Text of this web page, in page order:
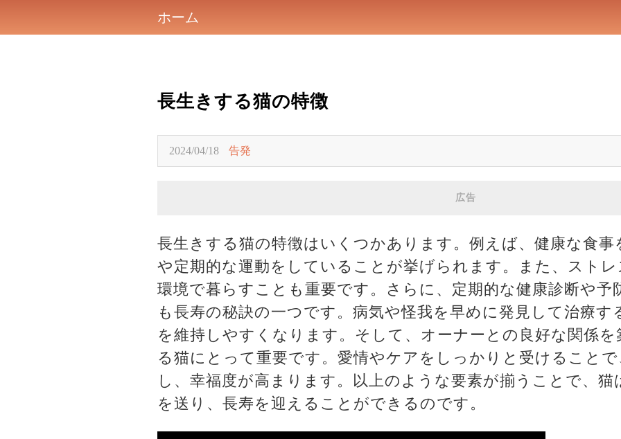
ホーム
長生きする猫の特徴
2024/04/18 告発
広告
長生きする猫の特徴はいくつかあります。例えば、健康な食事
や定期的な運動をしていることが挙げられます。また、スト
環境で暮らすことも重要です。さらに、定期的な健康診断や予
も長寿の秘訣の一つです。病気や怪我を早めに発見して治療す
を維持しやすくなります。そして、オーナーとの良好な関係
る猫にとって重要です。愛情やケアをしっかりと受けること
し、幸福度が高まります。以上のような要素が揃うことで、猫
を送り、長寿を迎えることができるのです。